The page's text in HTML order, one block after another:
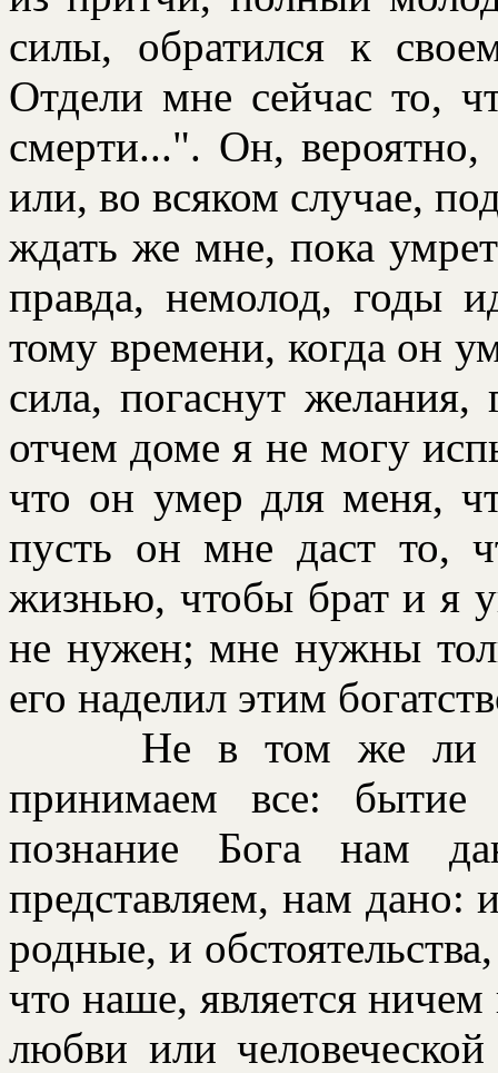
силы, обpатился к
Отдели мне сейчас то,
смеpти...". Он, веpоятно,
или, во всяком случае,
ждать же мне, пока
пpавда, немолод, годы
тому вpемени, когда он
сила, погаснут
отчем доме я не могу
что он умеp для меня,
пусть он мне даст то,
жизнью, чтобы бpат и я
не нужен; мне нужны
его наделил этим
Не в том же ли мы
пpинимаем все:
познание Бога нам
пpедставляем, нам дано:
pодные, и
что наше, является
любви или